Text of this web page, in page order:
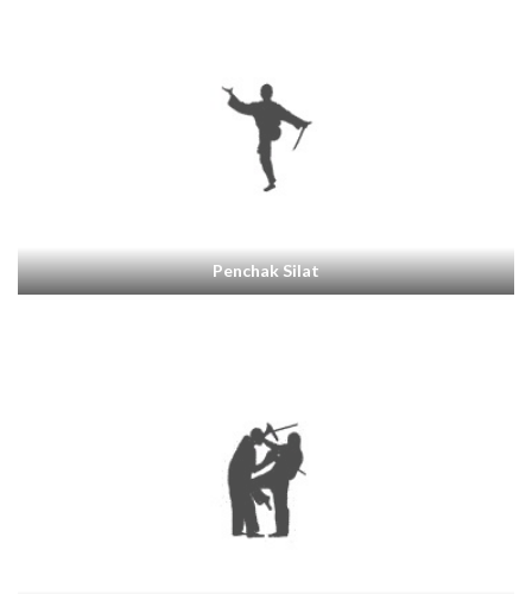
Penchak Silat